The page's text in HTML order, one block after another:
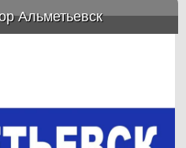
Альметьевск